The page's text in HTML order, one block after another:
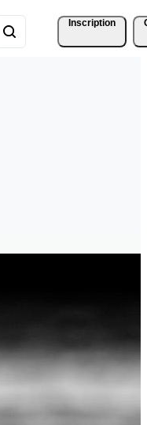
Inscription